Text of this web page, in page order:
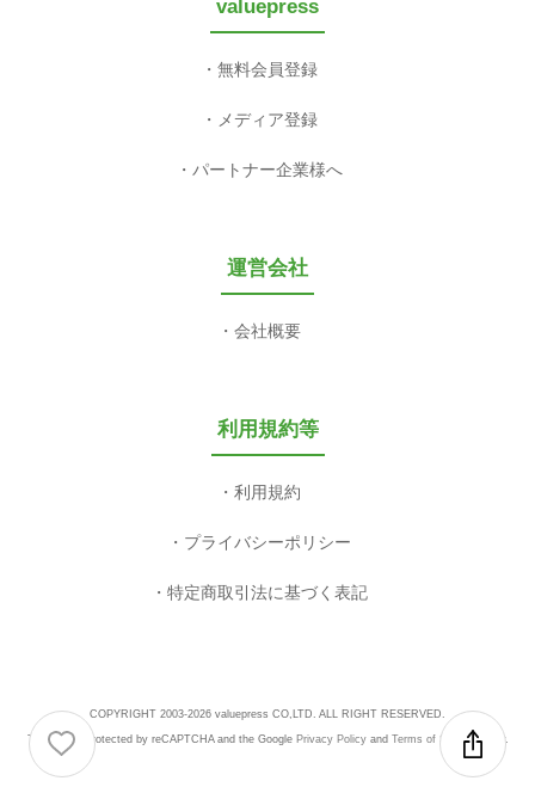
valuepress
無料会員登録
メディア登録
パートナー企業様へ
運営会社
会社概要
利用規約等
利用規約
プライバシーポリシー
特定商取引法に基づく表記
COPYRIGHT 2003-2026 valuepress CO,LTD. ALL RIGHT RESERVED.
This site is protected by reCAPTCHA and the Google Privacy Policyand Terms of Serviceapply.